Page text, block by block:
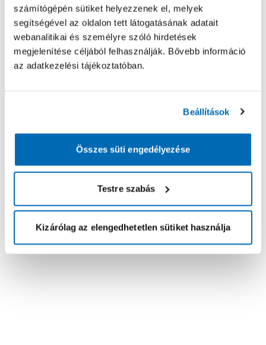
számítógépén sütiket helyezzenek el, melyek
segítségével az oldalon tett látogatásának adatait
webanalitikai és személyre szóló hirdetések
megjelenítése céljából felhasználják. Bővebb információ
az adatkezelési tájékoztatóban.
Beállítások
Összes süti engedélyezése
Testre szabás
Kizárólag az elengedhetetlen sütiket használja